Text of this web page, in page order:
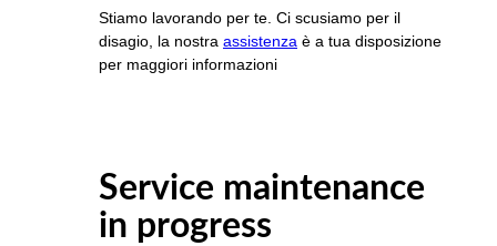
Stiamo lavorando per te. Ci scusiamo per il
disagio, la nostra assistenza è a tua disposizione
per maggiori informazioni
Service maintenance
in progress